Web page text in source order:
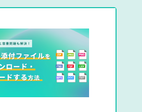
ているフォルダ管理とは異なり
決する方法について、詳しく解説